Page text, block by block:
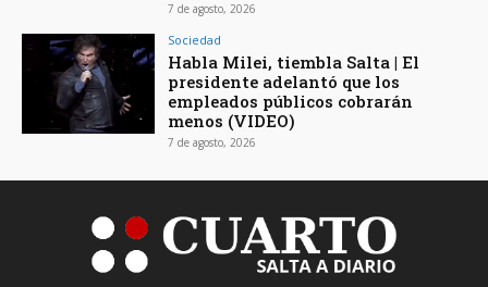
7 de agosto, 2026
Sociedad
Habla Milei, tiembla Salta | El
presidente adelantó que los
empleados públicos cobrarán
menos (VIDEO)
7 de agosto, 2026